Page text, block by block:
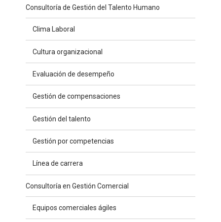
Consultoría de Gestión del Talento Humano
Clima Laboral
Cultura organizacional
Evaluación de desempeño
Gestión de compensaciones
Gestión del talento
Gestión por competencias
Línea de carrera
Consultoría en Gestión Comercial
Equipos comerciales ágiles